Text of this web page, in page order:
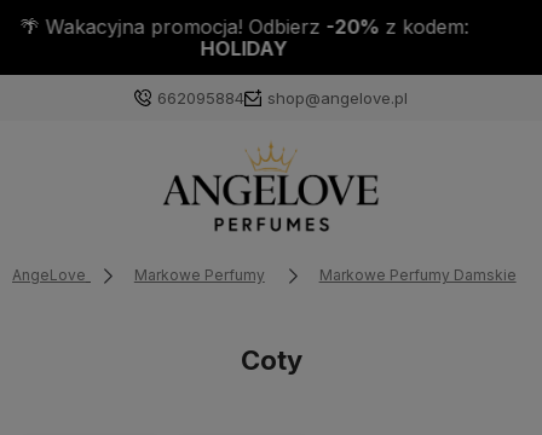
DO KAŻDEJ PACZKI PRÓBKA PERFUM GRATIS!
662095884 shop@angelove.pl
AngeLove Markowe Perfumy Markowe Perfumy Damskie
Coty